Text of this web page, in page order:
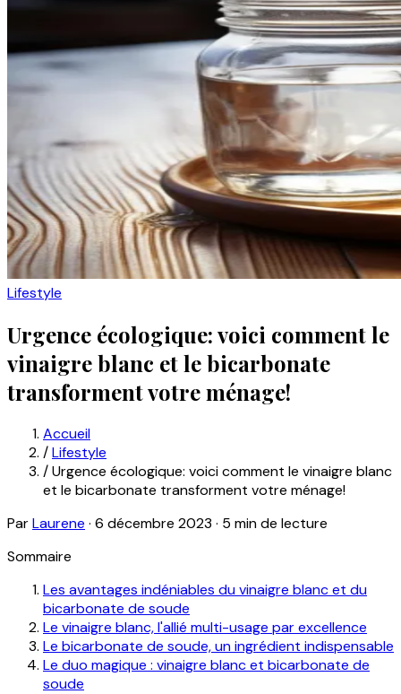
Lifestyle
Urgence écologique: voici comment le
vinaigre blanc et le bicarbonate
transforment votre ménage!
Accueil
/Lifestyle
/Urgence écologique: voici comment le vinaigre blanc
et le bicarbonate transforment votre ménage!
ParLaurene · 6 décembre 2023 · 5 min de lecture
Sommaire
Les avantages indéniables du vinaigre blanc et du
bicarbonate de soude
Le vinaigre blanc, l'allié multi-usage par excellence
Le bicarbonate de soude, un ingrédient indispensable
Le duo magique : vinaigre blanc et bicarbonate de
soude